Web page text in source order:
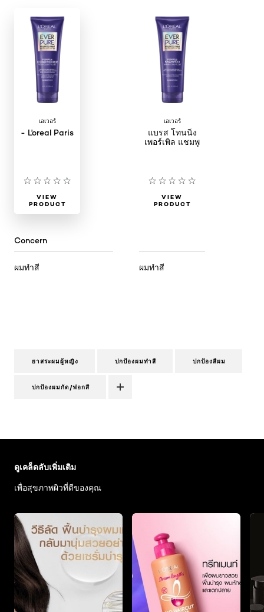
เอเวอร์
- L'oreal Paris
VIEW
PRODUCT
Concern
ผมทำสี
เอเวอร์
แบรส โทนนิ่ง
เพอร์เพิล แชมพู
VIEW
PRODUCT
ผมทำสี
ยาสระผมผู้หญิง ปกป้องผมทำสี ปกป้องสีผม
ปกป้องผมกัด/ฟอกสี
ดูเคล็ดลับเพิ่มเติม
เพื่อสุขภาพผิวที่ดีของคุณ